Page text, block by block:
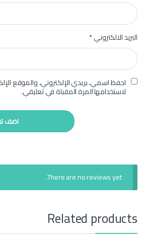
البريد الالكتروني*
احفظ اسمي، بريدي الإلكتروني، والموقع
لاستخدامها المرة المقبلة في تعليقي.
There are no reviews yet.
Related products